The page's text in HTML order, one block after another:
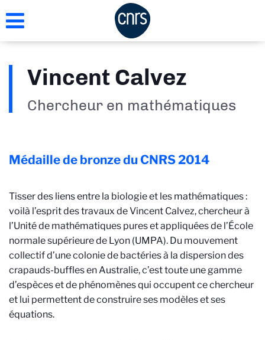
au
Vincent Calvez
Chercheur en mathématiques
Médaille de bronze du CNRS2014
Tisser des liens entre la biologie et les mathématiques :
voilà l’esprit des travaux de Vincent Calvez, chercheur à
l’Unité de mathématiques pures et appliquées de l’École
normale supérieure de Lyon (UMPA). Du mouvement
collectif d’une colonie de bactéries à la dispersion des
crapauds-buffles en Australie, c’est toute une gamme
d’espèces et de phénomènes qui occupent ce chercheur
et lui permettent de construire ses modèles et ses
équations.